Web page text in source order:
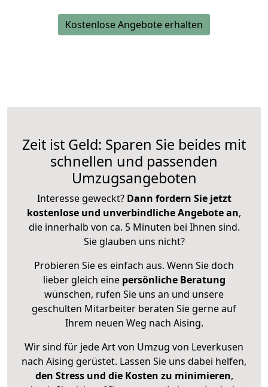
Kostenlose Angebote erhalten
Zeit ist Geld: Sparen Sie beides mit
schnellen und passenden
Umzugsangeboten
Interesse geweckt? Dann fordern Sie jetzt
kostenlose und unverbindliche Angebote an,
die innerhalb von ca. 5 Minuten bei Ihnen sind.
Sie glauben uns nicht?
Probieren Sie es einfach aus. Wenn Sie doch
lieber gleich eine persönliche Beratung
wünschen, rufen Sie uns an und unsere
geschulten Mitarbeiter beraten Sie gerne auf
Ihrem neuen Weg nach Aising.
Wir sind für jede Art von Umzug von Leverkusen
nach Aising gerüstet. Lassen Sie uns dabei helfen,
den Stress und die Kosten zu minimieren,